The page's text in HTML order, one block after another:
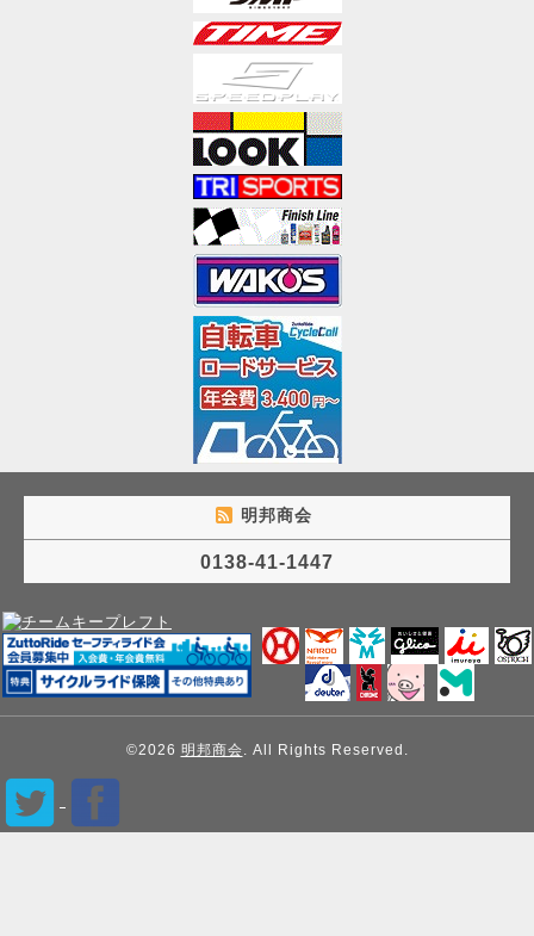
明邦商会
0138-41-1447
©2026 明邦商会. All Rights Reserved.